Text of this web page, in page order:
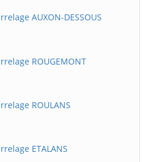
AUXON-DESSOUS
ROUGEMONT
ROULANS
ETALANS